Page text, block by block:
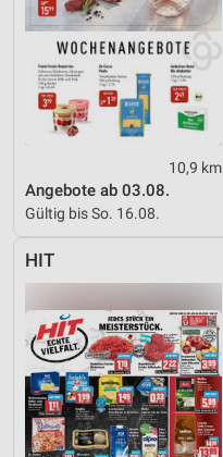
10,9 km
Angebote ab 03.08.
Gültig bis So. 16.08.
HIT